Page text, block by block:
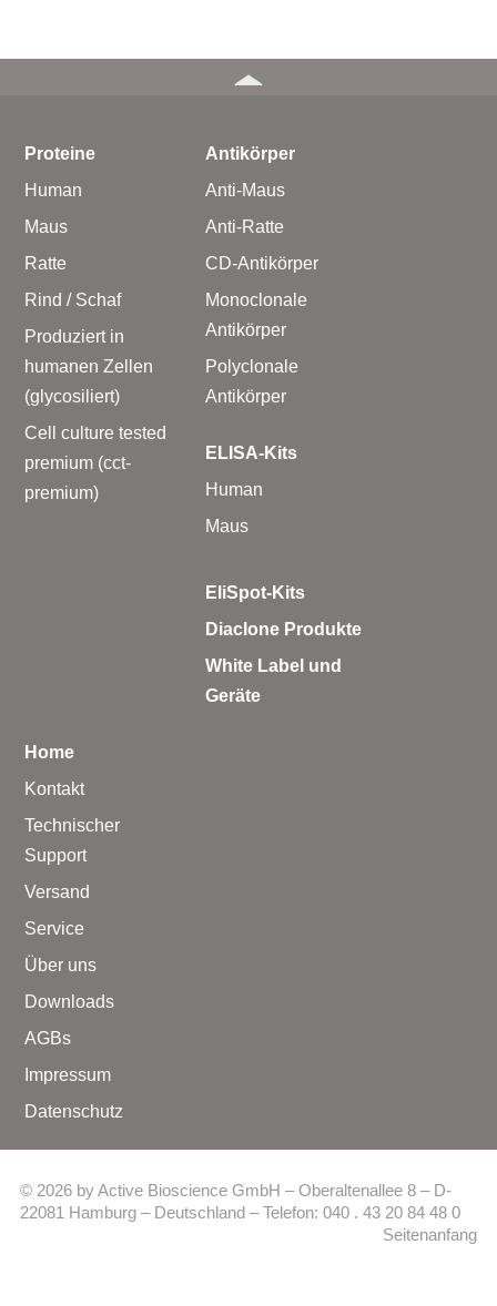
Proteine
Human
Maus
Ratte
Rind / Schaf
Produziert in
humanen Zellen
(glycosiliert)
Cell culture tested
premium (cct-
premium)
Antikörper
Anti-Maus
Anti-Ratte
CD-Antikörper
Monoclonale
Antikörper
Polyclonale
Antikörper
ELISA-Kits
Human
Maus
EliSpot-Kits
Diaclone Produkte
White Label und
Geräte
Home
Kontakt
Technischer
Support
Versand
Service
Über uns
Downloads
AGBs
Impressum
Datenschutz
© 2026 by Active Bioscience GmbH – Oberaltenallee 8 – D-
22081 Hamburg – Deutschland – Telefon: 040 . 43 20 84 48 0
Seitenanfang